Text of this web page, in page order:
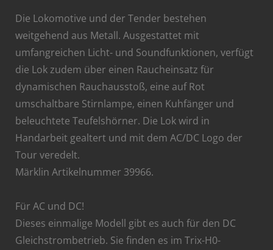
Die Lokomotive und der Tender bestehen
weitgehend aus Metall. Ausgestattet mit
umfangreichen Licht- und Soundfunktionen, verfügt
die Lok zudem über einen Raucheinsatz für
dynamischen Rauchausstoß, eine auf Rot
umschaltbare Stirnlampe, einen Kuhfänger und
beleuchtete Teufelshörner. Die Lok wird in
Handarbeit gealtert und mit dem AC/DC Logo der
Tour veredelt.
Märklin Artikelnummer 39966.
Für AC und DC!
Dieses einmalige Modell gibt es auch für den DC
Gleichstrombetrieb. Sie finden es im Trix-H0-